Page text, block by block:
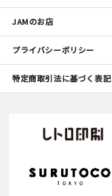
JAMのお店
プライバシーポリシー
特定商取引法に基づく表記